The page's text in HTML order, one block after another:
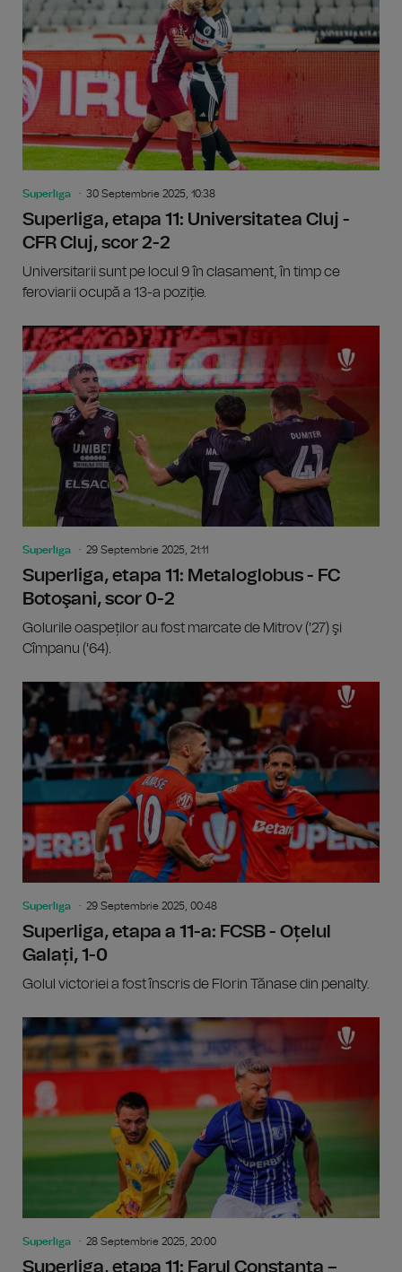
Superliga 30 Septembrie 2025, 10:38
Superliga, etapa 11: Universitatea Cluj -
CFR Cluj, scor 2-2
Universitarii sunt pe locul 9 în clasament, în timp ce
feroviarii ocupă a 13-a poziție.
Superliga 29 Septembrie 2025, 21:11
Superliga, etapa 11: Metaloglobus - FC
Botoşani, scor 0-2
Golurile oaspeților au fost marcate de Mitrov ('27) şi
Cîmpanu ('64).
Superliga 29 Septembrie 2025, 00:48
Superliga, etapa a 11-a: FCSB - Oțelul
Galați, 1-0
Golul victoriei a fost înscris de Florin Tănase din penalty.
Superliga 28 Septembrie 2025, 20:00
Superliga, etapa 11: Farul Constanţa –